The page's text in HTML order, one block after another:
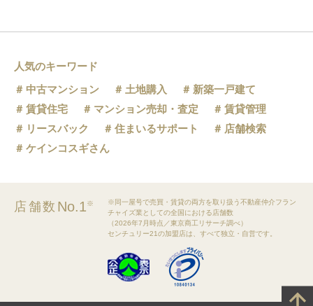
人気のキーワード
中古マンション
土地購入
新築一戸建て
賃貸住宅
マンション売却・査定
賃貸管理
リースバック
住まいるサポート
店舗検索
ケインコスギさん
店舗数 No.1※
※同一屋号で売買・賃貸の両方を取り扱う不動産仲介フラン
チャイズ業としての全国における店舗数
（2026年7月時点／東京商工リサーチ調べ）
センチュリー21の加盟店は、すべて独立・自営です。